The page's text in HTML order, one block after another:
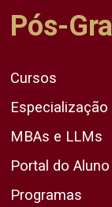
Pós-
Cursos
Especialização
MBAs e LLMs
Portal do Aluno
Programas